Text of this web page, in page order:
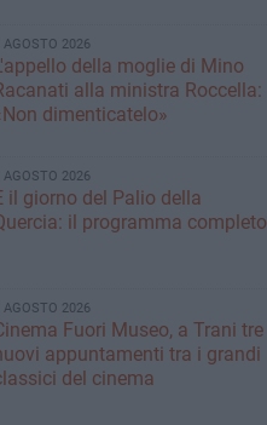
AGOSTO 2026
della moglie di Mino
alla ministra Roccella:
dimenticatelo»
AGOSTO 2026
il giorno del Palio della
il programma completo
AGOSTO 2026
Fuori Museo, a Trani tre
appuntamenti tra i grandi
del cinema